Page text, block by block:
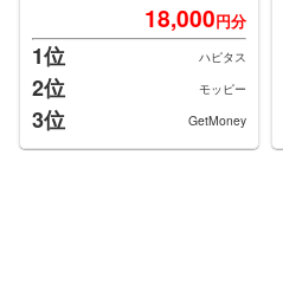
18,000円分
1位 ハピタス
2位 モッピー
3位 GetMoney